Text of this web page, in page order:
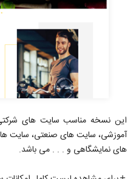
این نسخه مناسب سایت های
آموزشی، سایت های صنعتی، سایت
های نمایشگاهی و . . . می باشد.